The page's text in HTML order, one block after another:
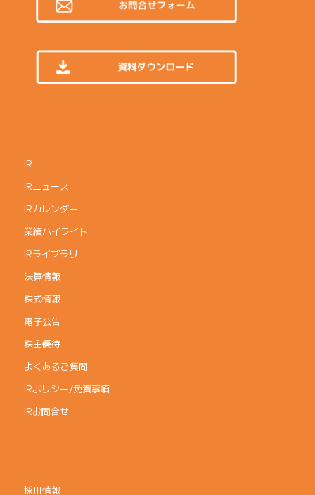
IR
IRニュース
IRカレンダー
業績ハイライト
IRライブラリ
決算情報
株式情報
電子公告
株主優待
よくあるご質問
IRポリシー/免責事項
IRお問合せ
採用情報